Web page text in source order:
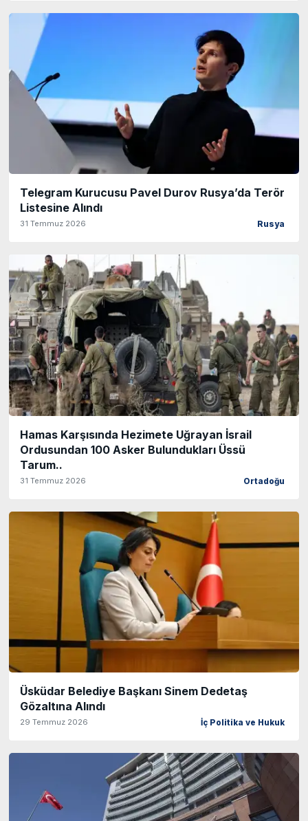
Telegram Kurucusu Pavel Durov Rusya’da Terör
Listesine Alındı
31 Temmuz 2026 Rusya
Hamas Karşısında Hezimete Uğrayan İsrail
Ordusundan 100 Asker Bulundukları Üssü
Tarum..
31 Temmuz 2026 Ortadoğu
Üsküdar Belediye Başkanı Sinem Dedetaş
Gözaltına Alındı
29 Temmuz 2026 İç Politika ve Hukuk